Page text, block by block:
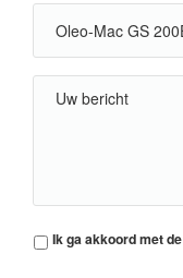
* Ik ga akkoord met de